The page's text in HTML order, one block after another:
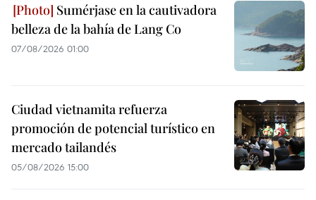
Sumérjase en la cautivadora
belleza de la bahía de Lang Co
07/08/2026 01:00
Ciudad vietnamita refuerza
promoción de potencial turístico en
mercado tailandés
05/08/2026 15:00